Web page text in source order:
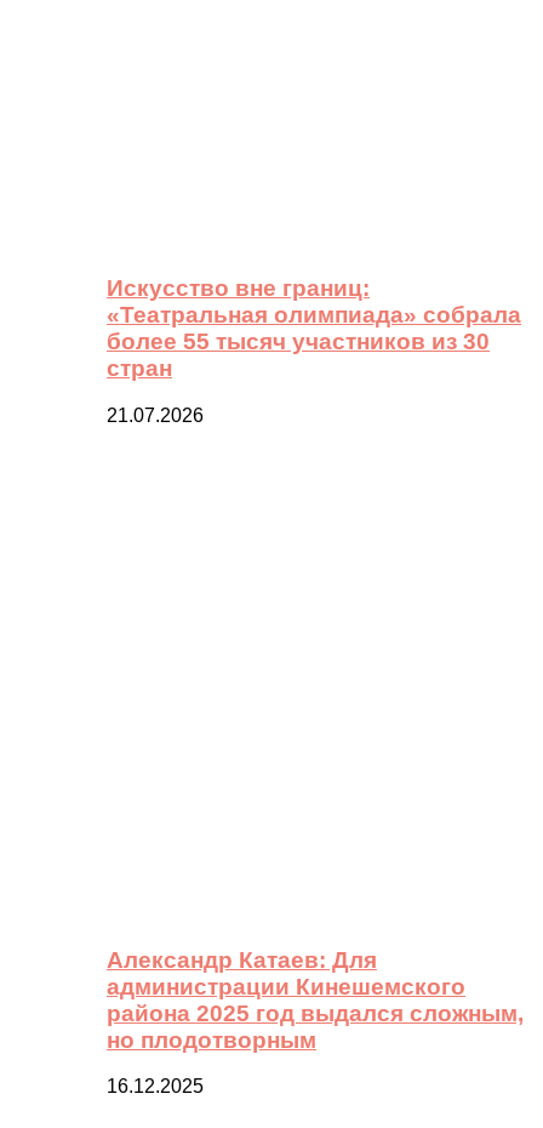
Искусство вне границ:
«Театральная олимпиада» собрала
более 55 тысяч участников из 30
стран
21.07.2026
Александр Катаев: Для
администрации Кинешемского
района 2025 год выдался сложным,
но плодотворным
16.12.2025